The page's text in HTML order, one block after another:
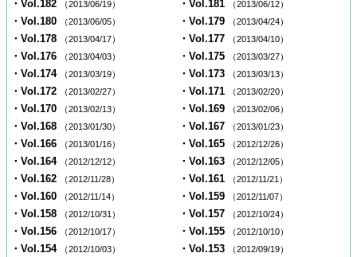
・Vol.182 （2013/06/19） ・Vol.181 （2013/06/12）
・Vol.180 （2013/06/05） ・Vol.179 （2013/04/24）
・Vol.178 （2013/04/17） ・Vol.177 （2013/04/10）
・Vol.176 （2013/04/03） ・Vol.175 （2013/03/27）
・Vol.174 （2013/03/19） ・Vol.173 （2013/03/13）
・Vol.172 （2013/02/27） ・Vol.171 （2013/02/20）
・Vol.170 （2013/02/13） ・Vol.169 （2013/02/06）
・Vol.168 （2013/01/30） ・Vol.167 （2013/01/23）
・Vol.166 （2013/01/16） ・Vol.165 （2012/12/26）
・Vol.164 （2012/12/12） ・Vol.163 （2012/12/05）
・Vol.162 （2012/11/28） ・Vol.161 （2012/11/21）
・Vol.160 （2012/11/14） ・Vol.159 （2012/11/07）
・Vol.158 （2012/10/31） ・Vol.157 （2012/10/24）
・Vol.156 （2012/10/17） ・Vol.155 （2012/10/10）
・Vol.154 （2012/10/03） ・Vol.153 （2012/09/19）